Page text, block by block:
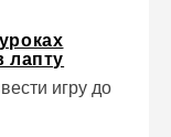
лапту
игру до